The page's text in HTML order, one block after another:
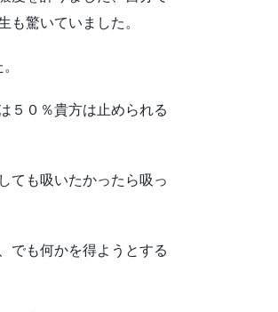
も驚いていました。
５０％貴方は止められる
ても吸いたかったら吸っ
でも何かを得ようとする